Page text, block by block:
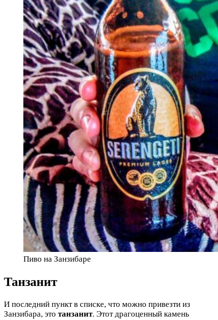
Пиво на Занзибаре
Танзанит
И последний пункт в списке, что можно привезти из
Занзибара, это танзанит. Этот драгоценный камень